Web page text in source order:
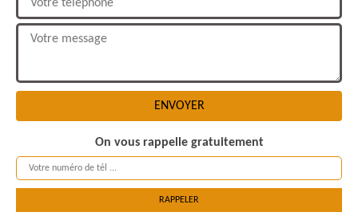
On vous rappelle gratuitement